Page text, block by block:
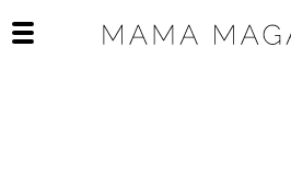
Open het mobiele menu